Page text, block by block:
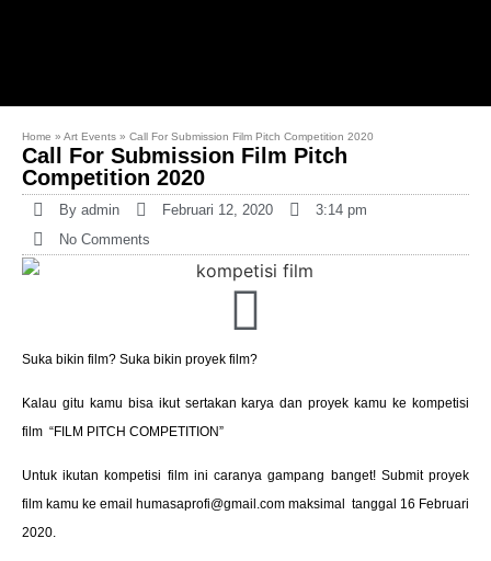
Home » Art Events » Call For Submission Film Pitch Competition 2020
Call For Submission Film Pitch
Competition 2020
By admin Februari 12, 2020
3:14 pm
No Comments
Suka bikin film? Suka bikin proyek film?
Kalau gitu kamu bisa ikut sertakan karya dan proyek kamu ke kompetisi
film “FILM PITCH COMPETITION”
Untuk ikutan kompetisi film ini caranya gampang banget! Submit proyek
film kamu ke email humasaprofi@gmail.com maksimal
tanggal 16 Februari
2020.